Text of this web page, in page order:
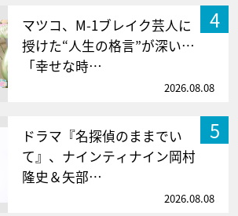
4
マツコ、M-1ブレイク芸人に
授けた“人生の格言”が深い…
「幸せな時…
2026.08.08
5
ドラマ『名探偵のままでい
て』、ナインティナイン岡村
隆史＆矢部…
2026.08.08